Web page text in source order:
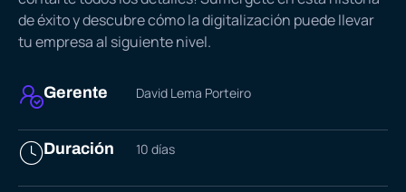
de éxito y descubre cómo la digitalización puede llevar
tu empresa al siguiente nivel.
Gerente David Lema Porteiro
Duración 10 días